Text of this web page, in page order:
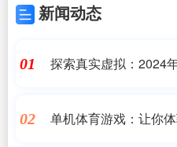
新闻动态
01
探索真实虚拟：2024
02
单机体育游戏：让你